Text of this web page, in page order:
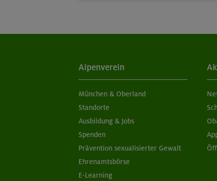
Alpenverein
München & Oberland
Standorte
Ausbildung & Jobs
Spenden
Prävention sexualisierter Gewalt
Ehrenamtsbörse
E-Learning